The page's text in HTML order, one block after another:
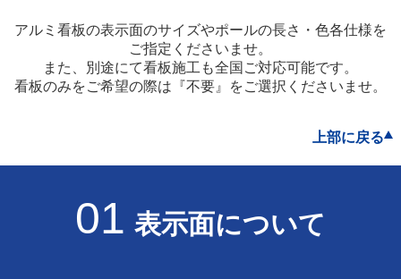
アルミ看板の表示面のサイズやポールの長さ・色各仕様を
ご指定くださいませ。
また、別途にて看板施工も全国ご対応可能です。
看板のみをご希望の際は『不要』をご選択くださいませ。
上部に戻る
01 表示面について